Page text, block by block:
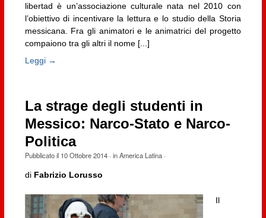
libertad è un’associazione culturale nata nel 2010 con
l’obiettivo di incentivare la lettura e lo studio della Storia
messicana. Fra gli animatori e le animatrici del progetto
compaiono tra gli altri il nome [...]
Leggi →
La strage degli studenti in
Messico: Narco-Stato e Narco-
Politica
Pubblicato il 10 Ottobre 2014· inAmerica Latina·
di Fabrizio Lorusso
Il